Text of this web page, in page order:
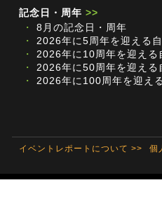
記念日・周年 >>
・
8月の記念日・周年
・
2026年に5周年を迎える
・
2026年に10周年を迎える
・
2026年に50周年を迎える
・
2026年に100周年を迎え
イベントレポートについて >> 個